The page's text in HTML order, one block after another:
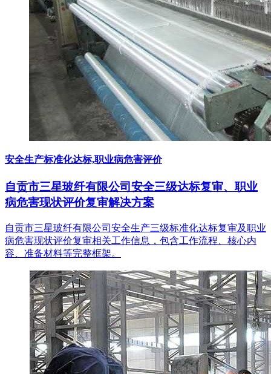
安全生产标准化达标,职业病危害评价
自贡市三星玻纤有限公司安全三级达标复审、职业
病危害现状评价复审解决方案
自贡市三星玻纤有限公司安全生产三级标准化达标复审及职业
病危害现状评价复审相关工作信息，包含工作流程、核心内
容、准备材料等完整框架。